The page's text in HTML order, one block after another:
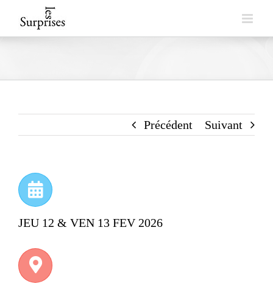
to
Précédent Suivant
JEU 12 & VEN 13 FEV 2026